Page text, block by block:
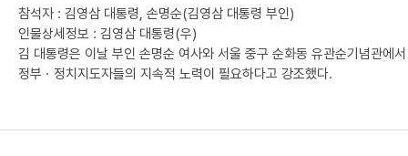
참석자 : 김영삼 대통령, 손명순(김영삼 대통령 부인)
인물상세정보 : 김영삼 대통령(우)
김 대통령은 이날 부인 손명순 여사와 서울 중구 순화동 유관순기념관에
정부ㆍ정치지도자들의 지속적 노력이 필요하다고 강조했다.